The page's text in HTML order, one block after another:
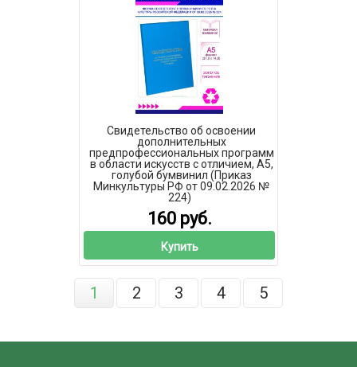
Свидетельство об освоении
дополнительных
предпрофессиональных программ
в области искусств с отличием, А5,
голубой бумвинил (Приказ
Минкультуры РФ от 09.02.2026 №
224)
160 руб.
Купить
1 2 3 4 5